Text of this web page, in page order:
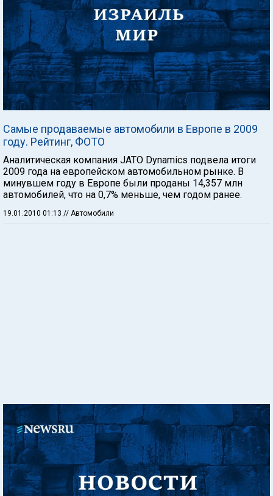
Самые продаваемые автомобили в Европе в 2009
году. Рейтинг, ФОТО
Аналитическая компания JATO Dynamics подвела итоги
2009 года на европейском автомобильном рынке. В
минувшем году в Европе были проданы 14,357 млн
автомобилей, что на 0,7% меньше, чем годом ранее.
19.01.2010 01:13 // Автомобили